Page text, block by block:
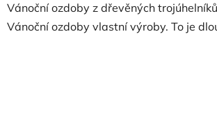
Vánoční ozdoby z dřevěných
Vánoční ozdoby vlastní výroby. To je